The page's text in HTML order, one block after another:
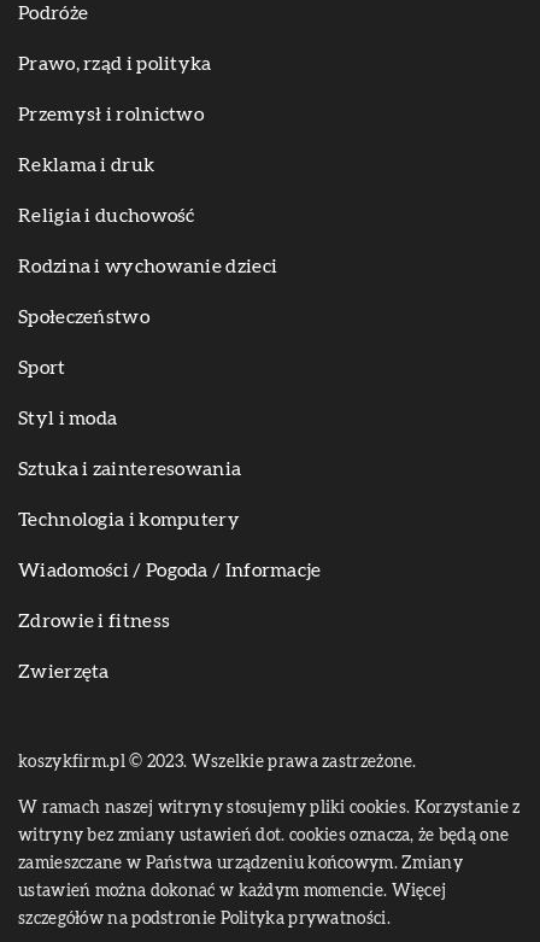
Podróże
Prawo, rząd i polityka
Przemysł i rolnictwo
Reklama i druk
Religia i duchowość
Rodzina i wychowanie dzieci
Społeczeństwo
Sport
Styl i moda
Sztuka i zainteresowania
Technologia i komputery
Wiadomości / Pogoda / Informacje
Zdrowie i fitness
Zwierzęta
koszykfirm.pl © 2023. Wszelkie prawa zastrzeżone.
W ramach naszej witryny stosujemy pliki cookies. Korzystanie z
witryny bez zmiany ustawień dot. cookies oznacza, że będą one
zamieszczane w Państwa urządzeniu końcowym. Zmiany
ustawień można dokonać w każdym momencie. Więcej
szczegółów na podstronie Polityka prywatności.